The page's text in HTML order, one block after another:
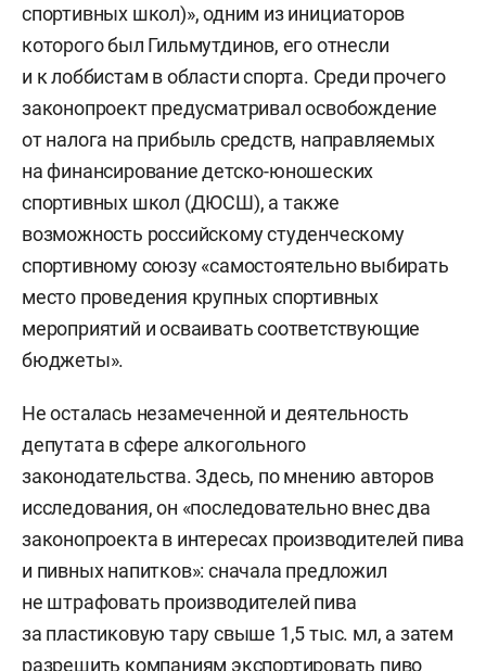
спортивных школ)», одним из инициаторов
которого был Гильмутдинов, его отнесли
и к лоббистам в области спорта. Среди прочего
законопроект предусматривал освобождение
от налога на прибыль средств, направляемых
на финансирование детско-юношеских
спортивных школ (ДЮСШ), а также
возможность российскому студенческому
спортивному союзу «самостоятельно выбирать
место проведения крупных спортивных
мероприятий и осваивать соответствующие
бюджеты».
Не осталась незамеченной и деятельность
депутата в сфере алкогольного
законодательства. Здесь, по мнению авторов
исследования, он «последовательно внес два
законопроекта в интересах производителей пива
и пивных напитков»: сначала предложил
не штрафовать производителей пива
за пластиковую тару свыше 1,5 тыс. мл, а затем
разрешить компаниям экспортировать пиво